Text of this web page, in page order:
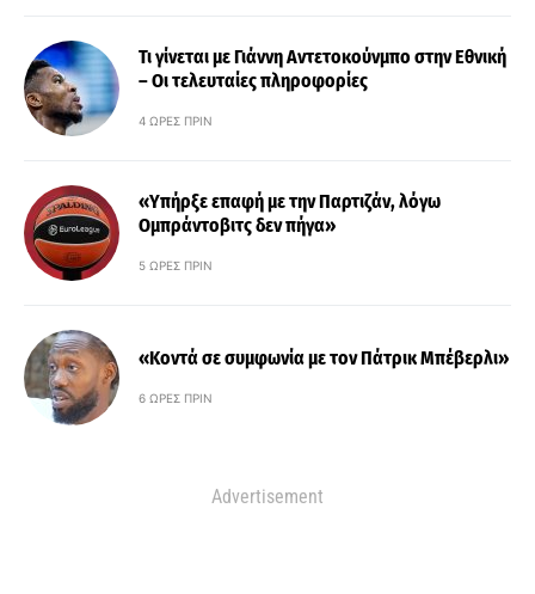
Τι γίνεται με Γιάννη Αντετοκούνμπο στην Εθνική
– Οι τελευταίες πληροφορίες
4 ΏΡΕΣ ΠΡΙΝ
«Υπήρξε επαφή με την Παρτιζάν, λόγω
Ομπράντοβιτς δεν πήγα»
5 ΏΡΕΣ ΠΡΙΝ
«Κοντά σε συμφωνία με τον Πάτρικ Μπέβερλι»
6 ΏΡΕΣ ΠΡΙΝ
Advertisement